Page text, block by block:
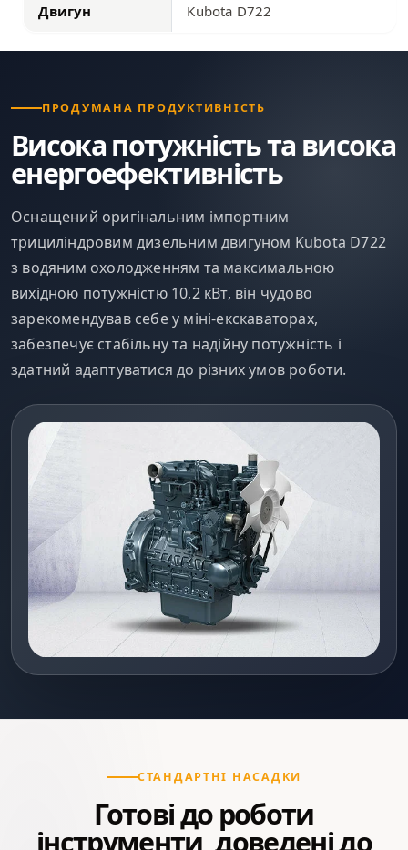
Двигун Kubota D722
ПРОДУМАНА ПРОДУКТИВНІСТЬ
Висока потужність та висока
енергоефективність
Оснащений оригінальним імпортним
трициліндровим дизельним двигуном Kubota D722
з водяним охолодженням та максимальною
вихідною потужністю 10,2 кВт, він чудово
зарекомендував себе у міні-екскаваторах,
забезпечує стабільну та надійну потужність і
здатний адаптуватися до різних умов роботи.
СТАНДАРТНІ НАСАДКИ
Готові до роботи
інструменти, доведені до